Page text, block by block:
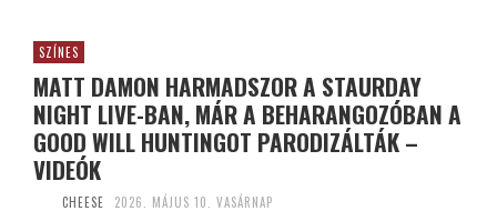
SZÍNES
MATT DAMON HARMADSZOR A STAURDAY
NIGHT LIVE-BAN, MÁR A BEHARANGOZÓBAN A
GOOD WILL HUNTINGOT PARODIZÁLTÁK –
VIDEÓK
CHEESE 2026. MÁJUS 10. VASÁRNAP